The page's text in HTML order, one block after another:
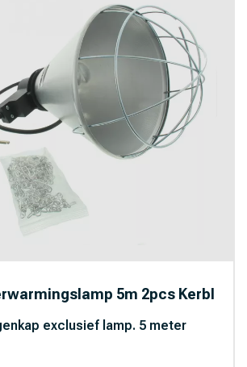
5m 2pcs Kerbl
exclusief lamp. 5 meter